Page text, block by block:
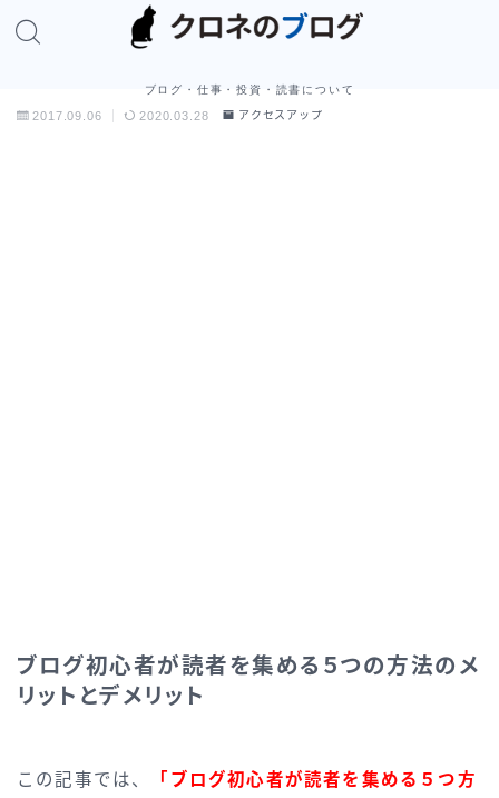
ブログ・仕事・投資・読書について
2017.09.06 2020.03.28 アクセスアップ
ブログ初心者が読者を集める５つの方法のメ
リットとデメリット
この記事では、
「ブログ初心者が読者を集める５つ方